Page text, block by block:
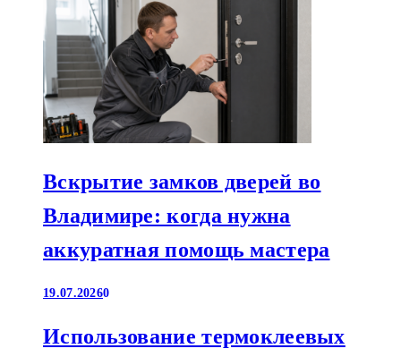
Вскрытие замков дверей во
Владимире: когда нужна
аккуратная помощь мастера
19.07.20260
Использование термоклеевых